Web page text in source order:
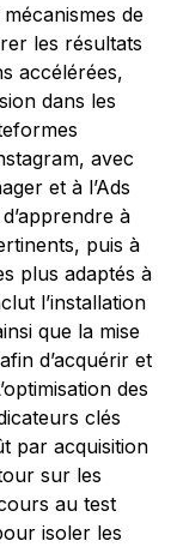
de
les résultats
accélérées,
dans les
avec
et à l’Ads
à
puis à
plus adaptés à
l’installation
que la mise
d’acquérir et
des
clés
par acquisition
sur les
au test
isoler les